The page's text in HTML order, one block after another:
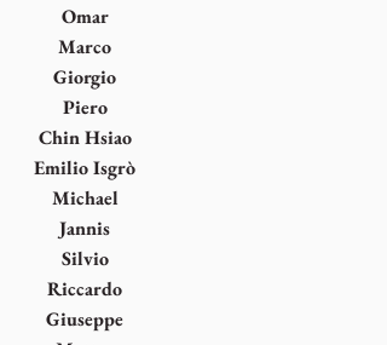
Omar
Galliani
Marco
Gastini
Giorgio
Griffa
Piero
Guccione
Chin Hsiao
Emilio Isgrò
Michael
Kenna
Jannis
Kounellis
Silvio
Lacasella
Riccardo
Licata
Giuseppe